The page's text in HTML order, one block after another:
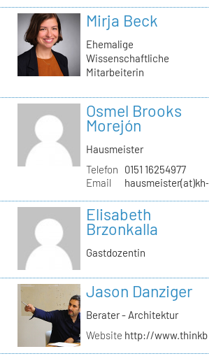
Mirja Beck
Ehemalige
Wissenschaftliche
Mitarbeiterin
Osmel Brooks
Morejón
Hausmeister
Telefon
0151 16254977
Email
hausmeister(at)kh-
Elisabeth
Brzonkalla
Gastdozentin
Jason Danziger
Berater - Architektur
Website http://